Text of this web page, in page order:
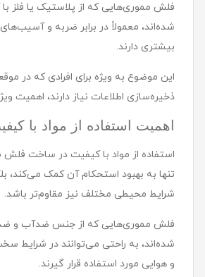
فلش مموری‌هایی که از پلاستیک یا فلز
شده‌اند، معمولاً در برابر ضربه و
بیشتری دارند.
این موضوع به ویژه برای افرادی که در
ذخیره‌سازی اطلاعات نیاز دارند، اهمیت
اهمیت استفاده از مواد با
استفاده از مواد با کیفیت در ساخت فلش
تنها به بهبود استحکام آن کمک می‌کند،
شرایط محیطی مختلف نیز مقاوم‌تر باشد.
فلش مموری‌هایی که از جنس ضدآب و
شده‌اند، به راحتی می‌توانند در شرایط
و هوایی مورد استفاده قرار گیرند.